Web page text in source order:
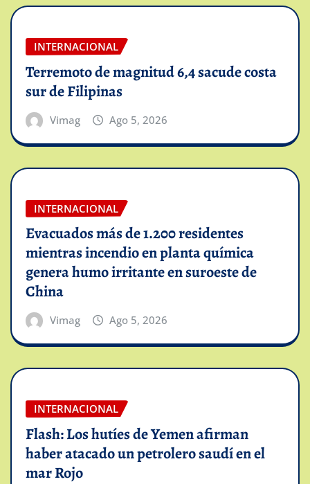
INTERNACIONAL
Terremoto de magnitud 6,4 sacude costa
sur de Filipinas
Vimag Ago 5, 2026
INTERNACIONAL
Evacuados más de 1.200 residentes
mientras incendio en planta química
genera humo irritante en suroeste de
China
Vimag Ago 5, 2026
INTERNACIONAL
Flash: Los hutíes de Yemen afirman
haber atacado un petrolero saudí en el
mar Rojo